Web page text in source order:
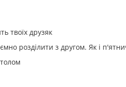
твоїх друзяк
розділити з другом. Як і